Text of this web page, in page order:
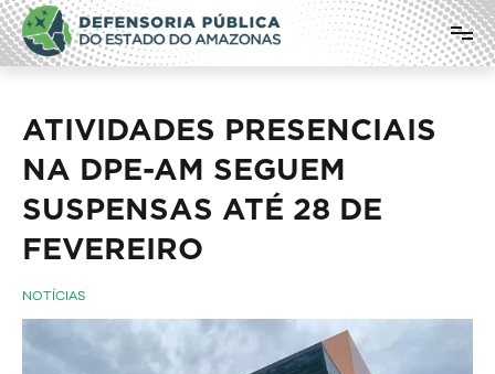
Pular
para
o
conteúdo
Defensoria Pública do Estado do
Amazonas
ATIVIDADES PRESENCIAIS
NA DPE-AM SEGUEM
SUSPENSAS ATÉ 28 DE
FEVEREIRO
NOTÍCIAS